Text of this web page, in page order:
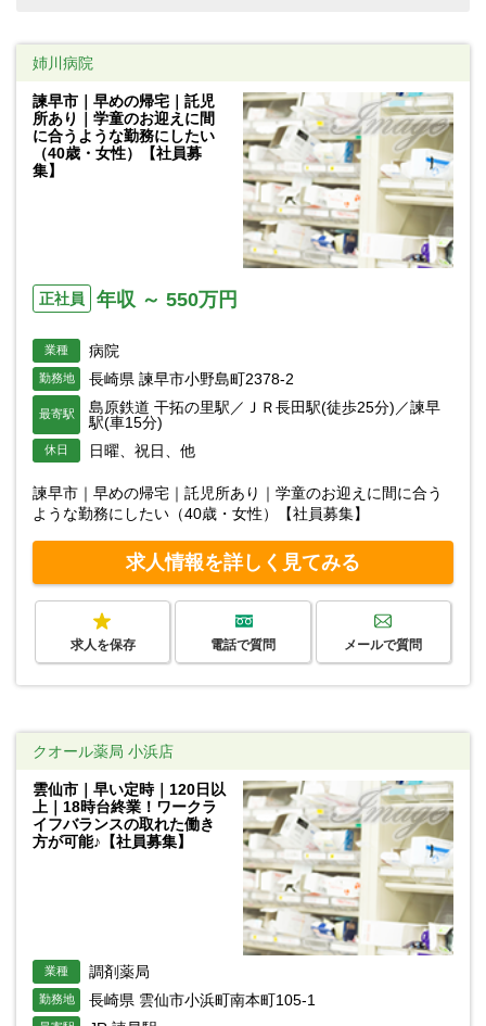
姉川病院
諫早市｜早めの帰宅｜託児
所あり｜学童のお迎えに間
に合うような勤務にしたい
（40歳・女性）【社員募
集】
正社員 年収 ～ 550万円
業種 病院
勤務地 長崎県 諫早市小野島町2378-2
最寄駅
島原鉄道 干拓の里駅／ＪＲ長田駅(徒歩25分)／諫早
駅(車15分)
休日 日曜、祝日、他
諫早市｜早めの帰宅｜託児所あり｜学童のお迎えに間に合う
ような勤務にしたい（40歳・女性）【社員募集】
求人情報を詳しく見てみる
求人を保存 電話で質問 メールで質問
クオール薬局 小浜店
雲仙市｜早い定時｜120日以
上｜18時台終業！ワークラ
イフバランスの取れた働き
方が可能♪【社員募集】
業種 調剤薬局
勤務地 長崎県 雲仙市小浜町南本町105-1